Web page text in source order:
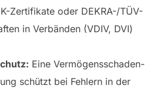
Zertifikate oder DEKRA-/TÜV-
in Verbänden (VDIV, DVI)
Eine Vermögensschaden-
schützt bei Fehlern in der